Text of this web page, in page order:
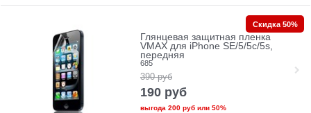
Глянцевая защитная пленка
VMAX для iPhone SE/5/5c/5s,
передняя
685
390 руб
190 руб
выгода 200 рубили 50%
Скидка 50%